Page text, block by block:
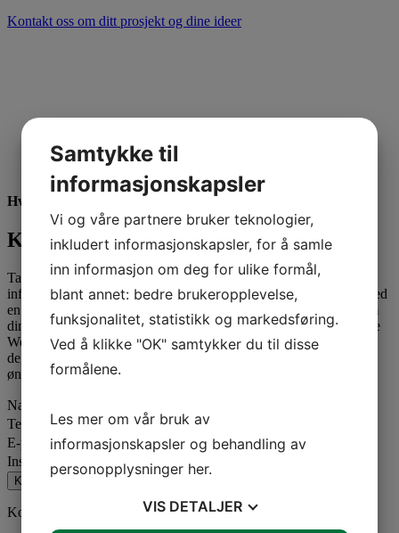
Kontakt oss om ditt prosjekt og dine ideer
Hvis du vil vite mer...
Kontakt One Wood Furniture
Ta kontakt med One Wood Furniture dersom du trenger mer
informasjon og materiell - eller om du ønsker personlig kontakt med
en av våre konsulenter og rådgivere, som kan fortelle mye mer om
dine mange muligheter med møbler til institusjonen/skolen fra One
Wood Furniture. Fyll ut kontaktskjemaet så kommer vi tilbake til
deg så snart som mulig med kontakten eller informasjonen du
ønsker.
Navn
Telefon
E-post
Institusjon, skole eller organisasjon
Kontakt oss om ditt prosjekt og dine ideer
Kontaktinformasjon
Samtykke til
informasjonskapsler
Vi og våre partnere bruker teknologier,
inkludert informasjonskapsler, for å samle
inn informasjon om deg for ulike formål,
blant annet: bedre brukeropplevelse,
funksjonalitet, statistikk og markedsføring.
Ved å klikke "OK" samtykker du til disse
formålene.
Les mer om vår bruk av
informasjonskapsler og behandling av
personopplysninger her.
VIS DETALJER